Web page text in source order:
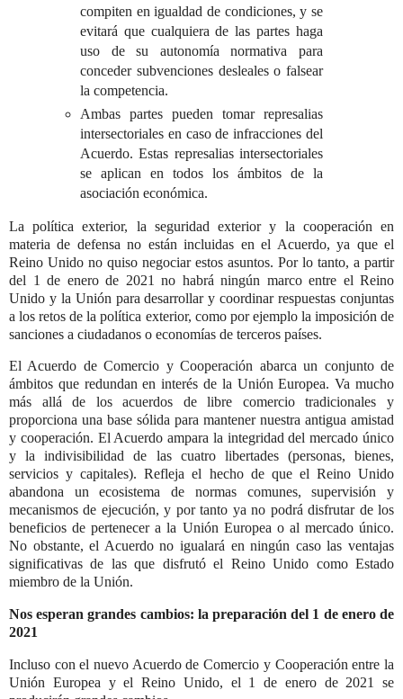
compiten en igualdad de condiciones, y se
evitará que cualquiera de las partes haga
uso de su autonomía normativa para
conceder subvenciones desleales o falsear
la competencia.
Ambas partes pueden tomar represalias
intersectoriales en caso de infracciones del
Acuerdo. Estas represalias intersectoriales
se aplican en todos los ámbitos de la
asociación económica.
La política exterior, la seguridad exterior y la cooperación en
materia de defensa no están incluidas en el Acuerdo, ya que el
Reino Unido no quiso negociar estos asuntos. Por lo tanto, a partir
del 1 de enero de 2021 no habrá ningún marco entre el Reino
Unido y la Unión para desarrollar y coordinar respuestas conjuntas
a los retos de la política exterior, como por ejemplo la imposición de
sanciones a ciudadanos o economías de terceros países.
El Acuerdo de Comercio y Cooperación abarca un conjunto de
ámbitos que redundan en interés de la Unión Europea. Va mucho
más allá de los acuerdos de libre comercio tradicionales y
proporciona una base sólida para mantener nuestra antigua amistad
y cooperación. El Acuerdo ampara la integridad del mercado único
y la indivisibilidad de las cuatro libertades (personas, bienes,
servicios y capitales). Refleja el hecho de que el Reino Unido
abandona un ecosistema de normas comunes, supervisión y
mecanismos de ejecución, y por tanto ya no podrá disfrutar de los
beneficios de pertenecer a la Unión Europea o al mercado único.
No obstante, el Acuerdo no igualará en ningún caso las ventajas
significativas de las que disfrutó el Reino Unido como Estado
miembro de la Unión.
Nos esperan grandes cambios: la preparación del 1 de enero de
2021
Incluso con el nuevo Acuerdo de Comercio y Cooperación entre la
Unión Europea y el Reino Unido, el 1 de enero de 2021 se